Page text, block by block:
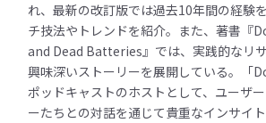
れ、最新の改訂版では過去10年間の経験
チ技法やトレンドを紹介。また、著書『
and Dead Batteries』では、実践的なリ
興味深いストーリーを展開している。「
ポッドキャストのホストとして、ユーザ
ーたちとの対話を通じて貴重なインサイ